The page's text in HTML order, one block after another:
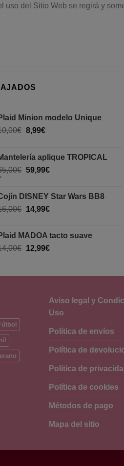
uso del Sitio Web se regirá y
Minion modelo Unique
€ 8,99€
aplique TROPICAL
€ 59,99€
DISNEY Star Wars BB8
€ 14,99€
MADOA tacto suave
€ 12,99€
Aviso legal y
Uso
Política de envíos
Política de
Política de
Política de cookies
Métodos de pago
Mapa del sitio